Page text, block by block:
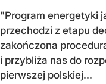
"Program energetyki
przechodzi z etapu
zakończona
i przybliża nas do
pierwszej polskiej...